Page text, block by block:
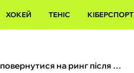
ХОКЕЙ ТЕНІС КІБЕРСПОРТ
«Я не лузер»: Ф’юрі пояснив, чому вирішив повернутися на ринг після двох поразок від Усика